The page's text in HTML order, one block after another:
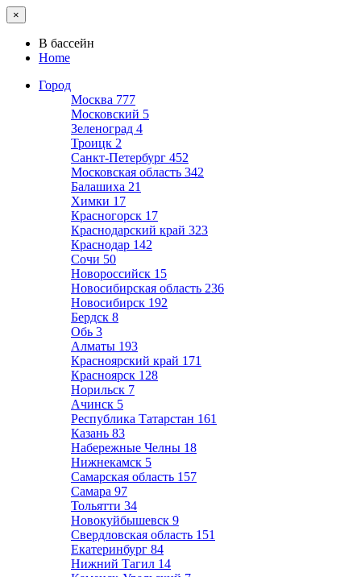
×
В бассейн
Home
Город
Москва 777
Московский 5
Зеленоград 4
Троицк 2
Санкт-Петербург 452
Московская область 342
Балашиха 21
Химки 17
Красногорск 17
Краснодарский край 323
Краснодар 142
Сочи 50
Новороссийск 15
Новосибирская область 236
Новосибирск 192
Бердск 8
Обь 3
Алматы 193
Красноярский край 171
Красноярск 128
Норильск 7
Ачинск 5
Республика Татарстан 161
Казань 83
Набережные Челны 18
Нижнекамск 5
Самарская область 157
Самара 97
Тольятти 34
Новокуйбышевск 9
Свердловская область 151
Екатеринбург 84
Нижний Тагил 14